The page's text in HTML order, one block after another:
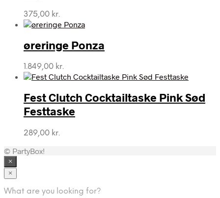
375,00 kr.
øreringe Ponza
1.849,00 kr.
Fest Clutch Cocktailtaske Pink Sød
Festtaske
289,00 kr.
© PartyBox!
×
×
What are you looking for?